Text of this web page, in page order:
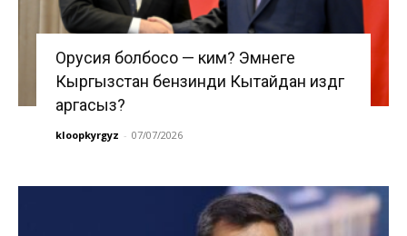
Орусия болбосо — ким? Эмнеге
Кыргызстан бензинди Кытайдан издөөгө
аргасыз?
kloopkyrgyz - 07/07/2026